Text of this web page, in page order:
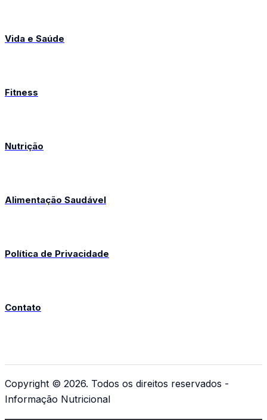
Vida e Saúde
Fitness
Nutrição
Alimentação Saudável
Política de Privacidade
Contato
Copyright © 2026. Todos os direitos reservados -
Informação Nutricional